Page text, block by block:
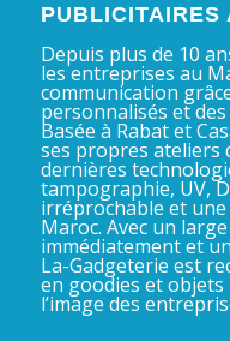
PUBLICITAIRES
Depuis plus de 10
les entreprises au
communication
personnalisés et des
Basée à Rabat et
ses propres ateliers
dernières
tampographie, UV,
irréprochable et
Maroc. Avec un
immédiatement et
La-Gadgeterie est
en goodies et
l’image des